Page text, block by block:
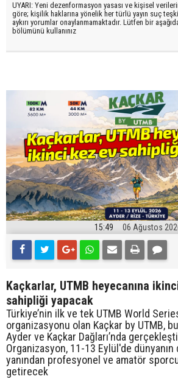
UYARI: Yeni dezenformasyon yasası ve kişisel
göre; kişilik haklarına yönelik her türlü yayın suç
aykırı yorumlar onaylanmamaktadır. Lütfen bir
bölümünü kullanınız
15:49 06 Ağustos
Kaçkarlar, UTMB heyecanına
sahipliği yapacak
Türkiye’nin ilk ve tek UTMB World
organizasyonu olan Kaçkar by UTMB,
Ayder ve Kaçkar Dağları’nda
Organizasyon, 11-13 Eylül'de
yanından profesyonel ve amatör
getirecek